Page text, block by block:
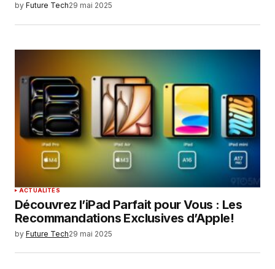
by Future Tech29 mai 2025
ACTUALITÉS
Découvrez l’iPad Parfait pour Vous : Les
Recommandations Exclusives d’Apple!
by Future Tech29 mai 2025